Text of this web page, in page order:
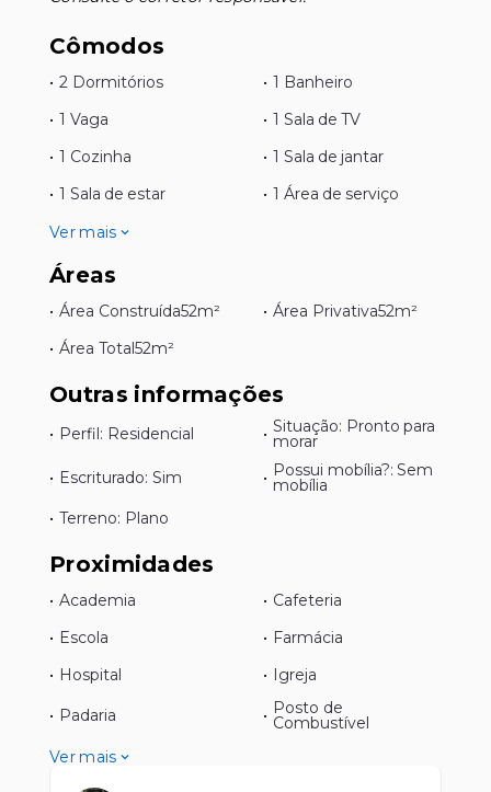
Cômodos
• 2 Dormitórios • 1 Banheiro
• 1 Vaga • 1 Sala de TV
• 1 Cozinha • 1 Sala de jantar
• 1 Sala de estar • 1 Área de serviço
Ver mais
Áreas
• Área Construída52m² • Área Privativa52m²
• Área Total52m²
Outras informações
• Perfil: Residencial • Situação: Pronto para
morar
• Escriturado: Sim • Possui mobília?: Sem
mobília
• Terreno: Plano
Proximidades
• Academia • Cafeteria
• Escola • Farmácia
• Hospital • Igreja
• Padaria • Posto de
Combustível
Ver mais